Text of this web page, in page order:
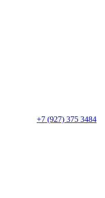
+7 (927) 375 3484